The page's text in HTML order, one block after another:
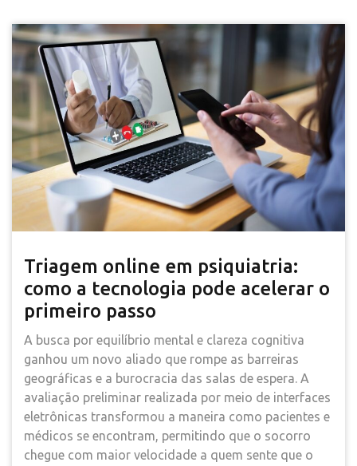
Triagem online em psiquiatria:
como a tecnologia pode acelerar o
primeiro passo
A busca por equilíbrio mental e clareza cognitiva
ganhou um novo aliado que rompe as barreiras
geográficas e a burocracia das salas de espera. A
avaliação preliminar realizada por meio de interfaces
eletrônicas transformou a maneira como pacientes e
médicos se encontram, permitindo que o socorro
chegue com maior velocidade a quem sente que o